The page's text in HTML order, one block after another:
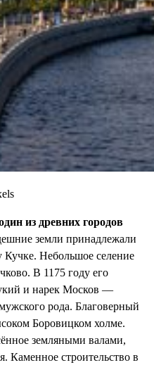
из древних городов
земли принадлежали
Кучке. Небольшое селение
В 1175 году его
и нарек Москов —
рода. Благоверный
Боровицком холме.
земляными валами,
Каменное строительство в